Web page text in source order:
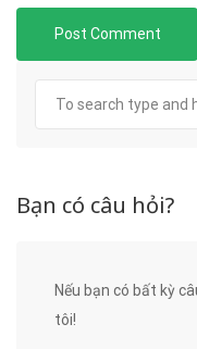
Bạn có câu hỏi?
Nếu bạn có bất kỳ
tôi!